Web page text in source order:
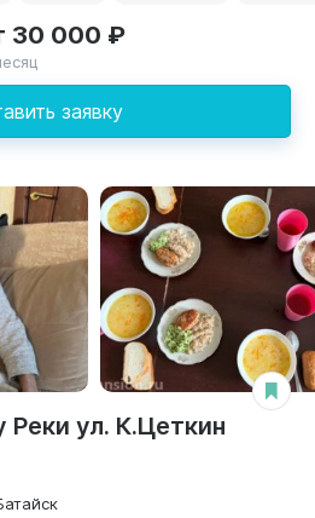
заявку
30 000 ₽
ул. К.Цеткин